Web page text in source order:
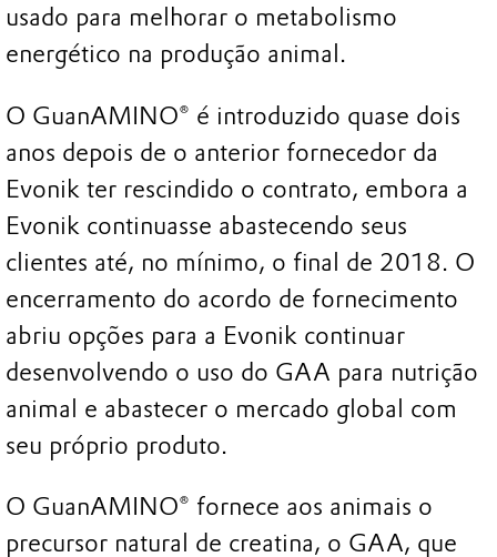
usado para melhorar o metabolismo
energético na produção animal.
O GuanAMINO® é introduzido quase dois
anos depois de o anterior fornecedor da
Evonik ter rescindido o contrato, embora a
Evonik continuasse abastecendo seus
clientes até, no mínimo, o final de 2018. O
encerramento do acordo de fornecimento
abriu opções para a Evonik continuar
desenvolvendo o uso do GAA para nutrição
animal e abastecer o mercado global com
seu próprio produto.
O GuanAMINO® fornece aos animais o
precursor natural de creatina, o GAA, que